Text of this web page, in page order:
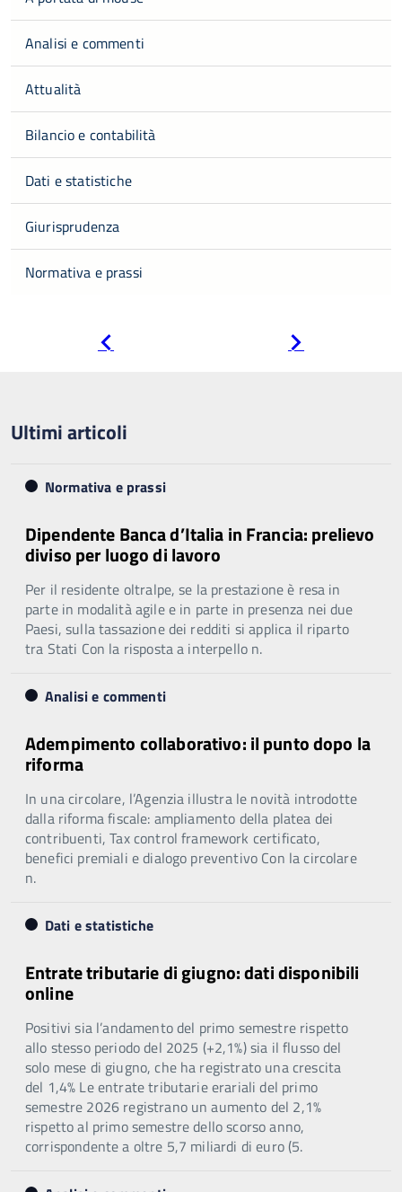
Analisi e commenti
Attualità
Bilancio e contabilità
Dati e statistiche
Giurisprudenza
Normativa e prassi
Ultimi articoli
Normativa e prassi
Dipendente Banca d’Italia in Francia: prelievo
diviso per luogo di lavoro
Per il residente oltralpe, se la prestazione è resa in
parte in modalità agile e in parte in presenza nei due
Paesi, sulla tassazione dei redditi si applica il riparto
tra Stati Con la risposta a interpello n.
Analisi e commenti
Adempimento collaborativo: il punto dopo la
riforma
In una circolare, l’Agenzia illustra le novità introdotte
dalla riforma fiscale: ampliamento della platea dei
contribuenti, Tax control framework certificato,
benefici premiali e dialogo preventivo Con la circolare
n.
Dati e statistiche
Entrate tributarie di giugno: dati disponibili
online
Positivi sia l’andamento del primo semestre rispetto
allo stesso periodo del 2025 (+2,1%) sia il flusso del
solo mese di giugno, che ha registrato una crescita
del 1,4% Le entrate tributarie erariali del primo
semestre 2026 registrano un aumento del 2,1%
rispetto al primo semestre dello scorso anno,
corrispondente a oltre 5,7 miliardi di euro (5.